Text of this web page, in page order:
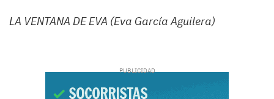
LA VENTANA DE EVA (Eva García Aguilera)